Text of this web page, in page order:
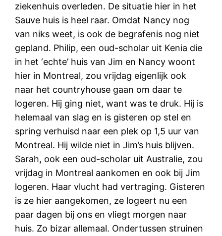
ziekenhuis overleden. De situatie hier in het
Sauve huis is heel raar. Omdat Nancy nog
van niks weet, is ook de begrafenis nog niet
gepland. Philip, een oud-scholar uit Kenia die
in het ‘echte’ huis van Jim en Nancy woont
hier in Montreal, zou vrijdag eigenlijk ook
naar het countryhouse gaan om daar te
logeren. Hij ging niet, want was te druk. Hij is
helemaal van slag en is gisteren op stel en
spring verhuisd naar een plek op 1,5 uur van
Montreal. Hij wilde niet in Jim’s huis blijven.
Sarah, ook een oud-scholar uit Australie, zou
vrijdag in Montreal aankomen en ook bij Jim
logeren. Haar vlucht had vertraging. Gisteren
is ze hier aangekomen, ze logeert nu een
paar dagen bij ons en vliegt morgen naar
huis. Zo bizar allemaal. Ondertussen struinen